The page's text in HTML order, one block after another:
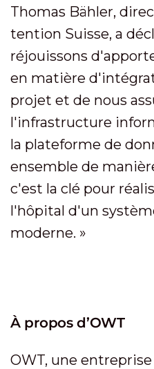
Thomas Bähler,
tention Suisse, a
réjouissons
en matière
projet et de nous
l'infrastructure
la plateforme de
ensemble de
c'est la clé pour
l'hôpital d'un
moderne. »
À propos d’OWT
OWT, une